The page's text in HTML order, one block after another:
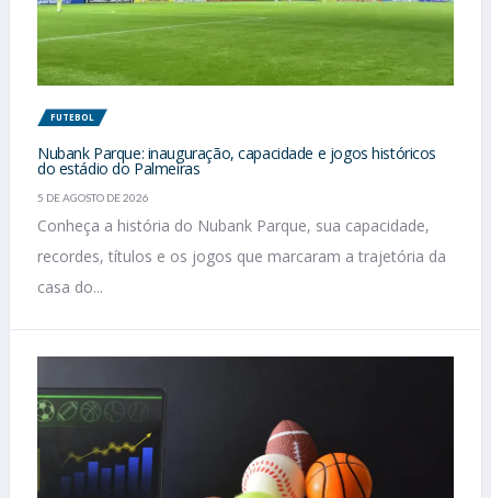
FUTEBOL
Nubank Parque: inauguração, capacidade e jogos históricos
do estádio do Palmeiras
5 DE AGOSTO DE 2026
Conheça a história do Nubank Parque, sua capacidade,
recordes, títulos e os jogos que marcaram a trajetória da
casa do...